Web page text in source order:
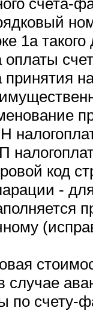
счета-
1а
оплаты
код
-
по счету-